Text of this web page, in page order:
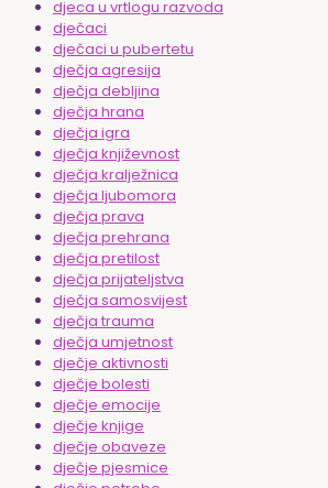
djeca u vrtlogu razvoda
dječaci
dječaci u pubertetu
dječja agresija
dječja debljina
dječja hrana
dječja igra
dječja književnost
dječja kralježnica
dječja ljubomora
dječja prava
dječja prehrana
dječja pretilost
dječja prijateljstva
dječja samosvijest
dječja trauma
dječja umjetnost
dječje aktivnosti
dječje bolesti
dječje emocije
dječje knjige
dječje obaveze
dječje pjesmice